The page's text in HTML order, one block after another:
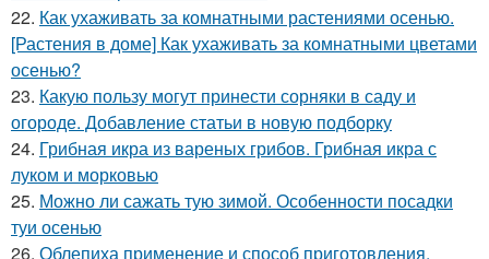
22. Как ухаживать за комнатными растениями осенью.
[Растения в доме] Как ухаживать за комнатными цветами
осенью?
23. Какую пользу могут принести сорняки в саду и
огороде. Добавление статьи в новую подборку
24. Грибная икра из вареных грибов. Грибная икра с
луком и морковью
25. Можно ли сажать тую зимой. Особенности посадки
туи осенью
26. Облепиха применение и способ приготовления.